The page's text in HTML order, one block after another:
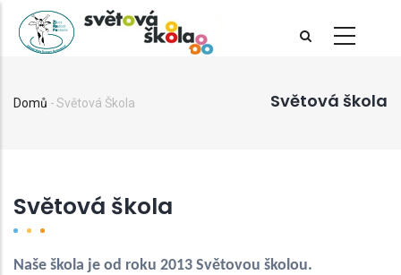
Přejít
Světová škola
Drobečková
Domů -Světová Škola
Světová škola
Naše škola je od roku 2013 Světovou školou.